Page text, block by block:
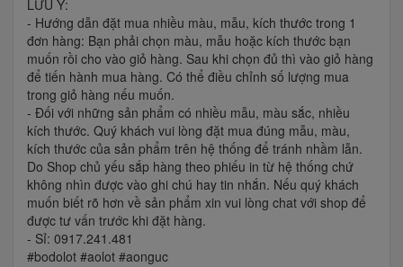
LƯU Ý:
- Hướng dẫn đặt mua nhiều màu, mẫu, kích thước trong 1
đơn hàng: Bạn phải chọn màu, mẫu hoặc kích thước bạn
muốn rồi cho vào giỏ hàng. Sau khi chọn đủ thì vào giỏ hàng
để tiến hành mua hàng. Có thể điều chỉnh số lượng mua
trong giỏ hàng nếu muốn.
- Đối với những sản phẩm có nhiều mẫu, màu sắc, nhiều
kích thước. Quý khách vui lòng đặt mua đúng mẫu, màu,
kích thước của sản phẩm trên hệ thống để tránh nhầm lẫn.
Do Shop chủ yếu sắp hàng theo phiếu in từ hệ thống chứ
không nhìn được vào ghi chú hay tin nhắn. Nếu quý khách
muốn biết rõ hơn về sản phẩm xin vui lòng chat với shop để
được tư vấn trước khi đặt hàng.
- Sỉ: 0917.241.481
#bodolot #aolot #aonguc